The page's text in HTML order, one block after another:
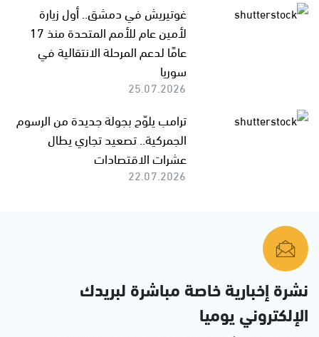
غوتيريش في دمشق.. أول زيارة
لأمين عام للأمم المتحدة منذ 17
عامًا لدعم المرحلة الانتقالية في
سوريا
25.07.2026
ترامب يلوّح بجولة جديدة من الرسوم
الجمركية.. تصعيد تجاري يطال
عشرات الاقتصادات
22.07.2026
نشرة إخبارية خاصة مباشرة لبريدك
الإلكتروني يوميا